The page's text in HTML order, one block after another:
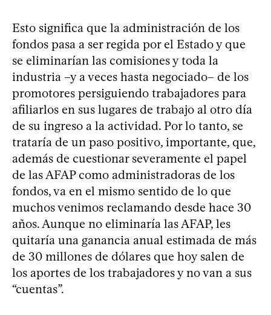
Esto significa que la administración de los
fondos pasa a ser regida por el Estado y que
se eliminarían las comisiones y toda la
industria –y a veces hasta negociado– de los
promotores persiguiendo trabajadores para
afiliarlos en sus lugares de trabajo al otro día
de su ingreso a la actividad. Por lo tanto, se
trataría de un paso positivo, importante, que,
además de cuestionar severamente el papel
de las AFAP como administradoras de los
fondos, va en el mismo sentido de lo que
muchos venimos reclamando desde hace 30
años. Aunque no eliminaría las AFAP, les
quitaría una ganancia anual estimada de más
de 30 millones de dólares que hoy salen de
los aportes de los trabajadores y no van a sus
“cuentas”.